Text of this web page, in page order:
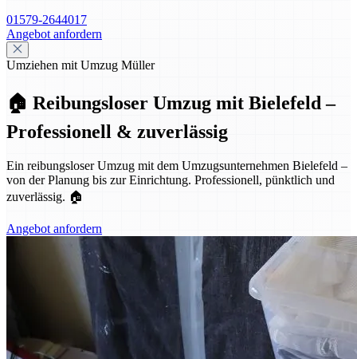
01579-2644017
Angebot anfordern
Umziehen mit Umzug Müller
🏠 Reibungsloser Umzug mit Bielefeld –
Professionell & zuverlässig
Ein reibungsloser Umzug mit dem Umzugsunternehmen Bielefeld –
von der Planung bis zur Einrichtung. Professionell, pünktlich und
zuverlässig. 🏠
Angebot anfordern